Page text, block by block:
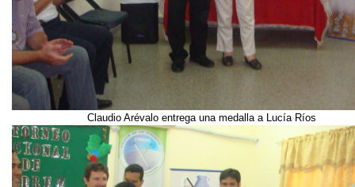
Claudio Arévalo entrega una medalla a Lucía Ríos